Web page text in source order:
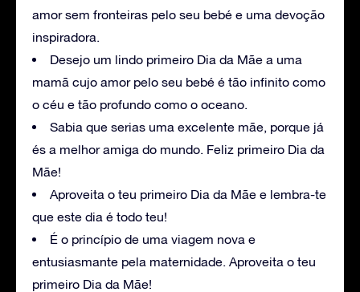
amor sem fronteiras pelo seu bebé e uma devoção
inspiradora.
Desejo um lindo primeiro Dia da Mãe a uma
mamã cujo amor pelo seu bebé é tão infinito como
o céu e tão profundo como o oceano.
Sabia que serias uma excelente mãe, porque já
és a melhor amiga do mundo. Feliz primeiro Dia da
Mãe!
Aproveita o teu primeiro Dia da Mãe e lembra-te
que este dia é todo teu!
É o princípio de uma viagem nova e
entusiasmante pela maternidade. Aproveita o teu
primeiro Dia da Mãe!